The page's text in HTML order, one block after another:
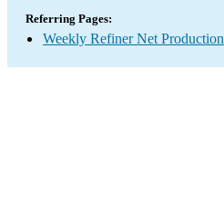
Referring Pages:
Weekly Refiner Net Production